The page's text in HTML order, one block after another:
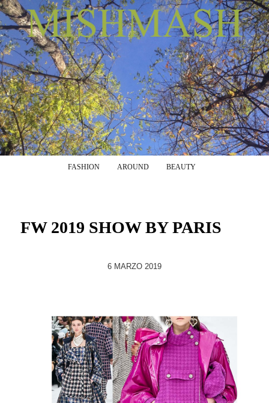
Vai al contenuto principale
Vai al contenuto secondario
FASHION AROUND BEAUTY
FW 2019 SHOW BY PARIS
6 MARZO 2019